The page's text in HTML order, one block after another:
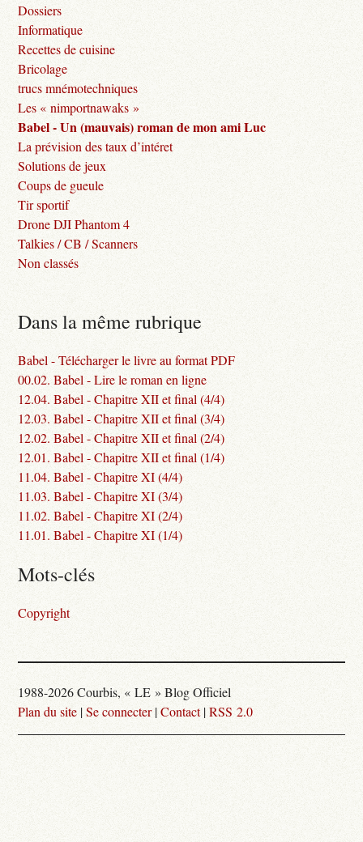
Dossiers
Informatique
Recettes de cuisine
Bricolage
trucs mnémotechniques
Les « nimportnawaks »
Babel - Un (mauvais) roman de mon ami Luc
La prévision des taux d’intéret
Solutions de jeux
Coups de gueule
Tir sportif
Drone DJI Phantom 4
Talkies / CB / Scanners
Non classés
Dans la même rubrique
Babel - Télécharger le livre au format PDF
00.02. Babel - Lire le roman en ligne
12.04. Babel - Chapitre XII et final (4/4)
12.03. Babel - Chapitre XII et final (3/4)
12.02. Babel - Chapitre XII et final (2/4)
12.01. Babel - Chapitre XII et final (1/4)
11.04. Babel - Chapitre XI (4/4)
11.03. Babel - Chapitre XI (3/4)
11.02. Babel - Chapitre XI (2/4)
11.01. Babel - Chapitre XI (1/4)
Mots-clés
Copyright
1988-2026 Courbis, « LE » Blog Officiel
Plan du site |Se connecter|Contact|RSS 2.0